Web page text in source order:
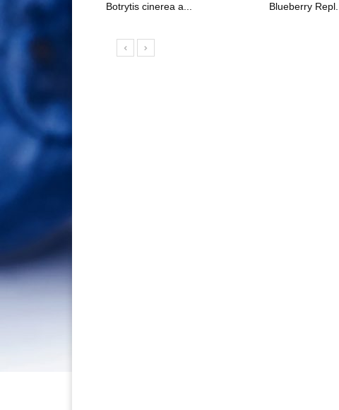
Botrytis cinerea a...
Blueberry Repl...